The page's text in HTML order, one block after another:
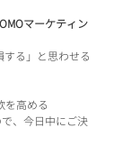
マーケティン
る」と思わせる
を高める
、今日中にご決